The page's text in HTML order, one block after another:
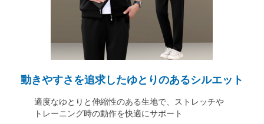
動きやすさを追求したゆとりのあるシルエット
適度なゆとりと伸縮性のある生地で、ストレッチや
トレーニング時の動作を快適にサポート